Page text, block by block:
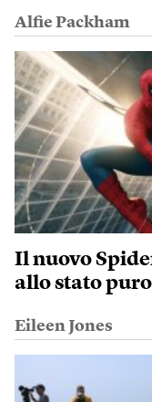
Alfie Packham
Il nuovo
allo stato puro
Eileen Jones